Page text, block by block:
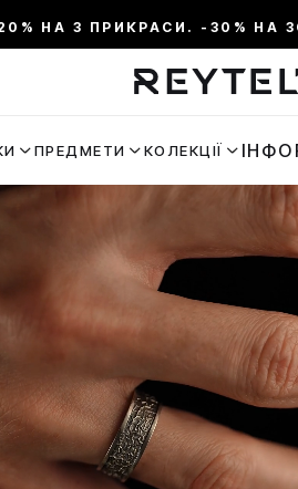
НА 3 ПРИКРАСИ. -30% НА
ПРЕДМЕТИ КОЛЕКЦІЇ